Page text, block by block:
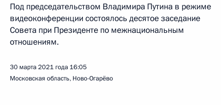
Под председательством Владимира Путина в режиме
видеоконференции состоялось десятое заседание
Совета при Президенте по межнациональным
отношениям.
30 марта 2021 года 16:05
Московская область, Ново-Огарёво